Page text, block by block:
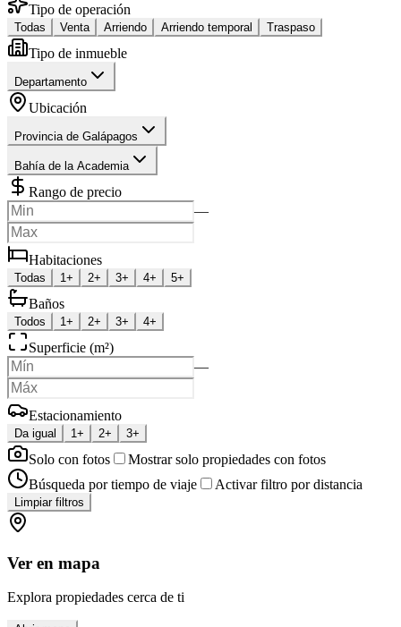
Tipo de operación
Todas Venta Arriendo Arriendo temporal Traspaso
Tipo de inmueble
Departamento
Ubicación
Provincia de Galápagos
Bahía de la Academia
Rango de precio
—
Habitaciones
Todas 1+ 2+ 3+ 4+ 5+
Baños
Todos 1+ 2+ 3+ 4+
Superficie (m²)
—
Estacionamiento
Da igual 1+ 2+ 3+
Solo con fotos
Mostrar solo propiedades con fotos
Búsqueda por tiempo de viaje
Activar filtro por distancia
Limpiar filtros
Ver en mapa
Explora propiedades cerca de ti